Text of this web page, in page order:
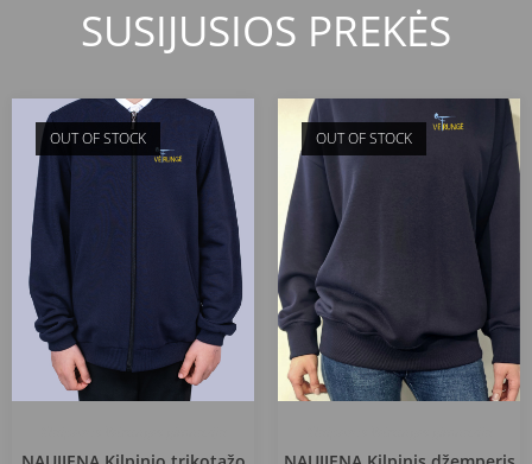
SUSIJUSIOS PREKĖS
OUT OF STOCK OUT OF STOCK